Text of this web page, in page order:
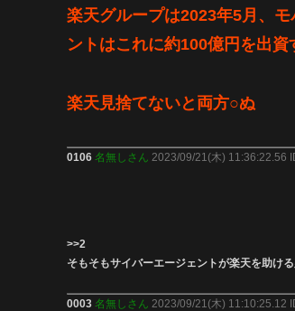
楽天グループは2023年5月、
ントはこれに約100億円を出資
楽天見捨てないと両方○ぬ
0106 名無しさん 2023/09/21(木) 11:36:22.56
>>2
そもそもサイバーエージェントが楽天を助け
0003 名無しさん 2023/09/21(木) 11:10:25.12